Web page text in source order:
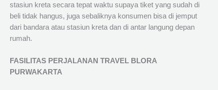
stasiun kreta secara tepat waktu supaya tiket yang sudah di
beli tidak hangus, juga sebaliknya konsumen bisa di jemput
dari bandara atau stasiun kreta dan di antar langung depan
rumah.
FASILITAS PERJALANAN TRAVEL BLORA
PURWAKARTA